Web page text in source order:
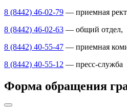
8 (8442) 46-02-79 — приемная
8 (8442) 46-02-63 — общий отдел,
8 (8442) 40-55-47 — приемная
8 (8442) 40-55-12 — пресс-служба
Форма обращения